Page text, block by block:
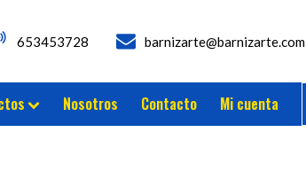
653453728 barnizarte@barnizarte.com
Nosotros Contacto Mi cuenta